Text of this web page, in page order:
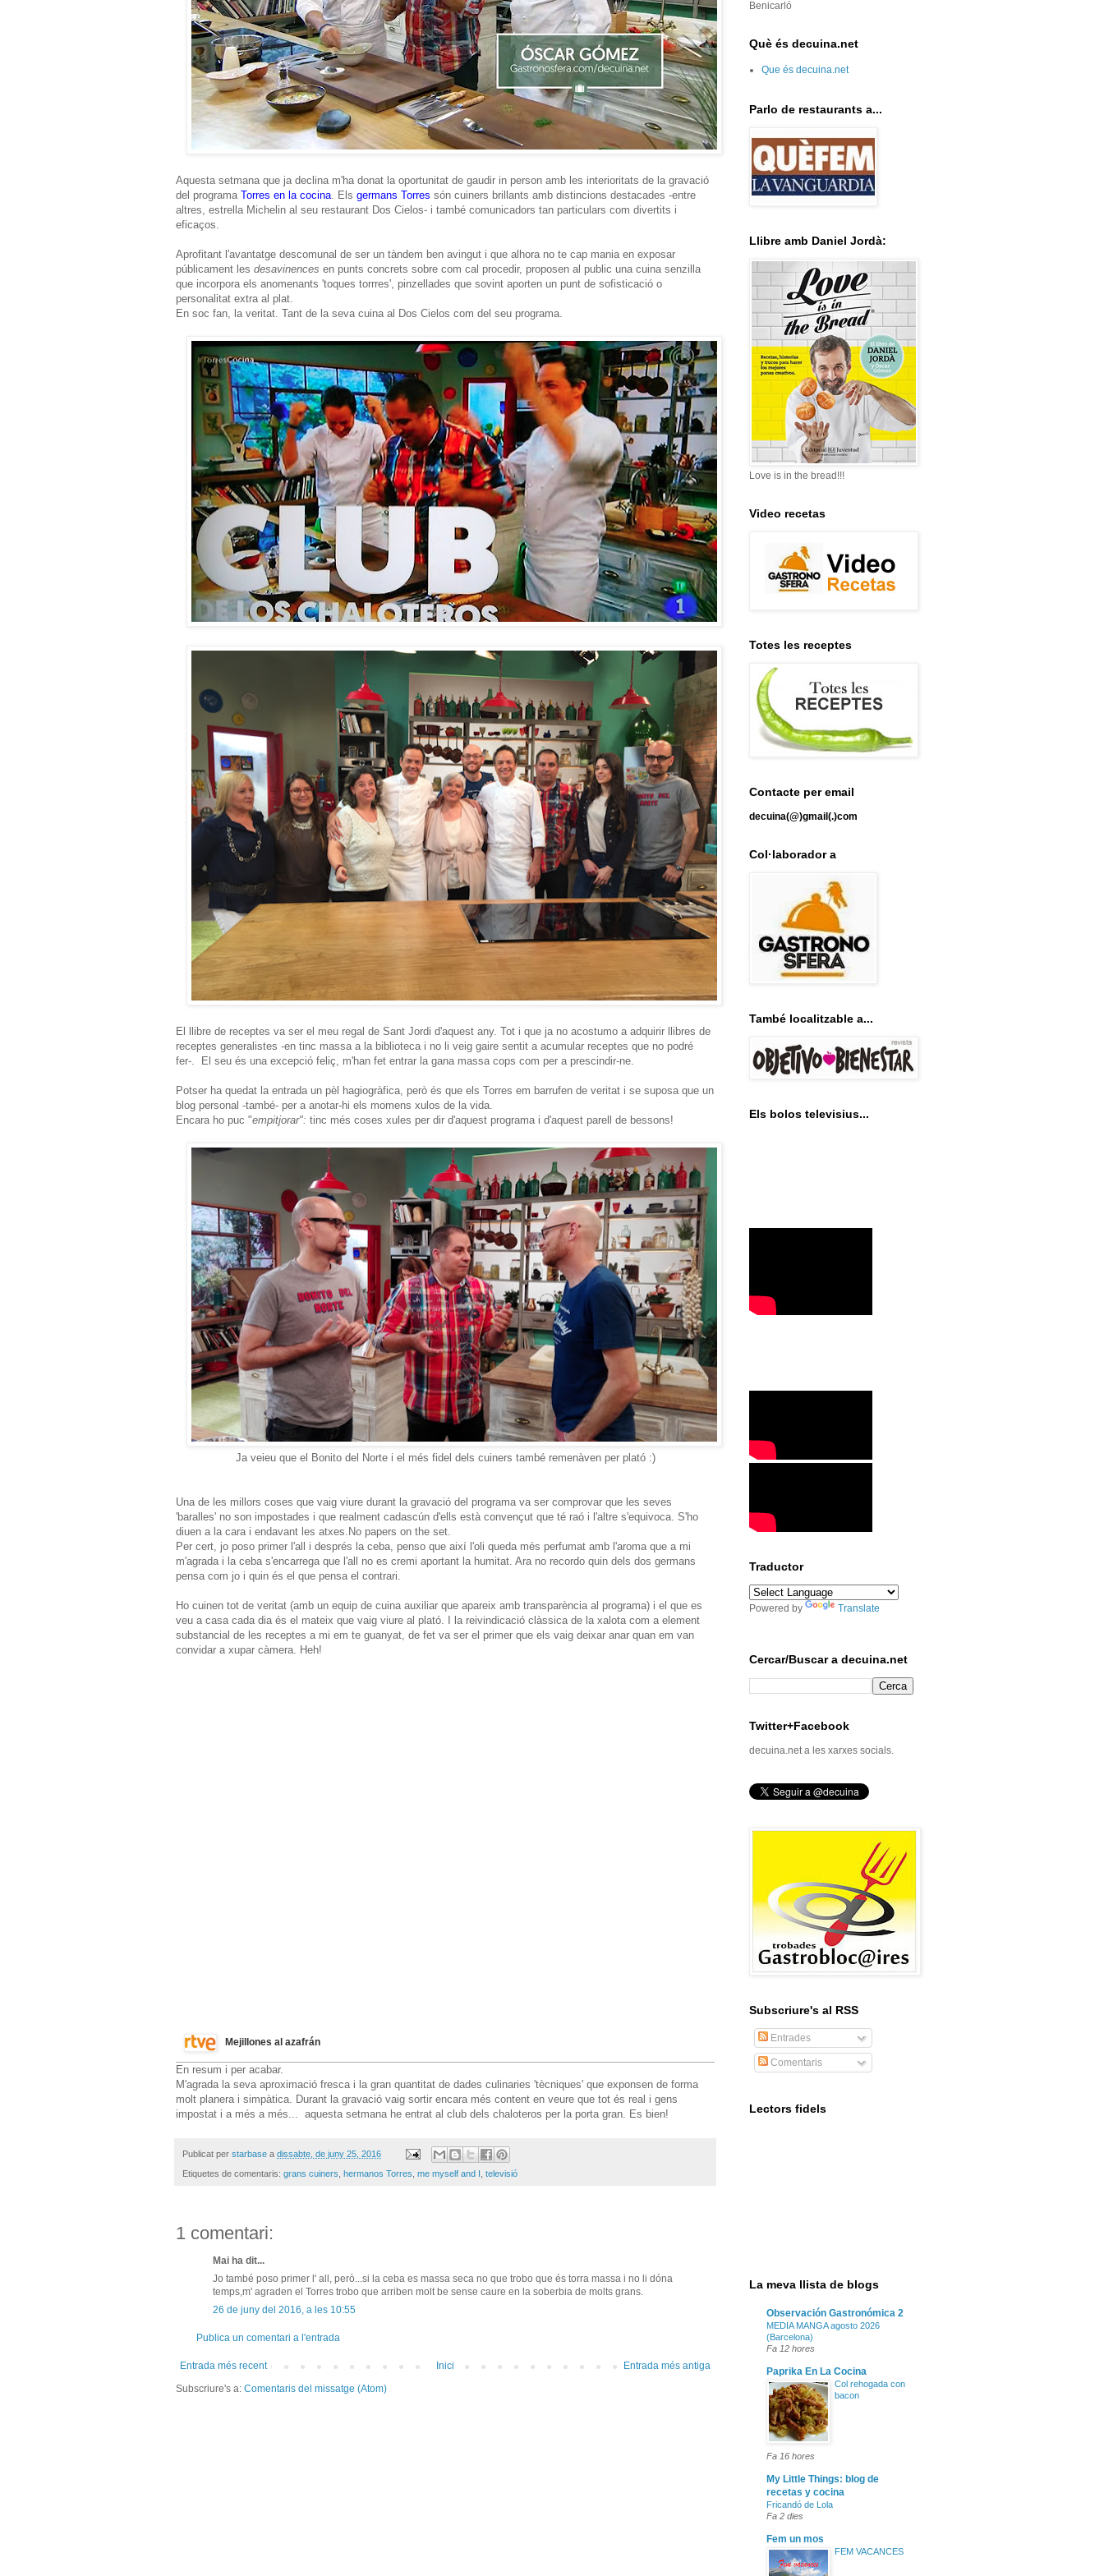
Aquesta setmana que ja declina m'ha donat la oportunitat de gaudir in person amb les interioritats de la gravació
del programa Torres en la cocina . Els germans Torres són cuiners brillants amb distincions destacades -entre
altres, estrella Michelin al seu restaurant Dos Cielos- i també comunicadors tan particulars com divertits i
eficaços.
Aprofitant l'avantatge descomunal de ser un tàndem ben avingut i que alhora no te cap mania en exposar
públicament les desavinences en punts concrets sobre com cal procedir, proposen al public una cuina senzilla
que incorpora els anomenants 'toques torrres', pinzellades que sovint aporten un punt de sofisticació o
personalitat extra al plat.
En soc fan, la veritat. Tant de la seva cuina al Dos Cielos com del seu programa.
El llibre de receptes va ser el meu regal de Sant Jordi d'aquest any. Tot i que ja no acostumo a adquirir llibres de
receptes generalistes -en tinc massa a la biblioteca i no li veig gaire sentit a acumular receptes que no podré
fer-. El seu és una excepció feliç, m'han fet entrar la gana massa cops com per a prescindir-ne.
Potser ha quedat la entrada un pèl hagiogràfica, però és que els Torres em barrufen de veritat i se suposa que un
blog personal -també- per a anotar-hi els momens xulos de la vida.
Encara ho puc "empitjorar": tinc més coses xules per dir d'aquest programa i d'aquest parell de bessons!
Ja veieu que el Bonito del Norte i el més fidel dels cuiners també remenàven per plató :)
Una de les millors coses que vaig viure durant la gravació del programa va ser comprovar que les seves
'baralles' no son impostades i que realment cadascún d'ells està convençut que té raó i l'altre s'equivoca. S'ho
diuen a la cara i endavant les atxes.No papers on the set.
Per cert, jo poso primer l'all i després la ceba, penso que així l'oli queda més perfumat amb l'aroma que a mi
m'agrada i la ceba s'encarrega que l'all no es cremi aportant la humitat. Ara no recordo quin dels dos germans
pensa com jo i quin és el que pensa el contrari.
Ho cuinen tot de veritat (amb un equip de cuina auxiliar que apareix amb transparència al programa) i el que es
veu a casa cada dia és el mateix que vaig viure al plató. I la reivindicació clàssica de la xalota com a element
substancial de les receptes a mi em te guanyat, de fet va ser el primer que els vaig deixar anar quan em van
convidar a xupar càmera. Heh!
Mejillones al azafrán
En resum i per acabar.
M'agrada la seva aproximació fresca i la gran quantitat de dades culinaries 'tècniques' que exponsen de forma
molt planera i simpàtica. Durant la gravació vaig sortir encara més content en veure que tot és real i gens
impostat i a més a més... aquesta setmana he entrat al club dels chaloteros per la porta gran. Es bien!
Publicat per starbase a dissabte, de juny 25, 2016
Etiquetes de comentaris: grans cuiners hermanos Torres me myself and I televisió
1 comentari:
Mai ha dit...
Jo també poso primer l' all, però...si la ceba es massa seca no que trobo que és torra massa i no li dóna
temps,m' agraden el Torres trobo que arriben molt be sense caure en la soberbia de molts grans.
26 de juny del 2016, a les 10:55
Publica un comentari a l'entrada
Entrada més recent Entrada més antiga
Inici
Subscriure's a: Comentaris del missatge (Atom)
Benicarló
Què és decuina.net
Que és decuina.net
Parlo de restaurants a...
Llibre amb Daniel Jordà:
Love is in the bread!!!
Video recetas
Totes les receptes
Contacte per email
decuina(@)gmail(.)com
Col·laborador a
També localitzable a...
Els bolos televisius...
Traductor
Powered by Translate
Cercar/Buscar a decuina.net
Twitter+Facebook
decuina.net a les xarxes socials.
Subscriure's al RSS
Entrades
Comentaris
Lectors fidels
La meva llista de blogs
Observación Gastronómica 2
MEDIA MANGA agosto 2026
(Barcelona)
Fa 12 hores
Paprika En La Cocina
Col rehogada con
bacon
Fa 16 hores
My Little Things: blog de
recetas y cocina
Fricandó de Lola
Fa 2 dies
Fem un mos
FEM VACANCES